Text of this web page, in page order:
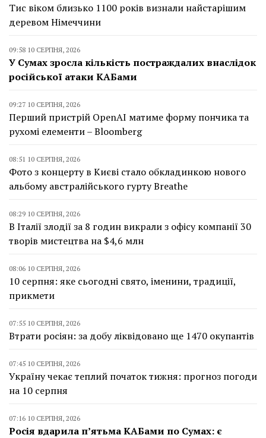
Тис віком близько 1100 років визнали найстарішим
деревом Німеччини
09:58 10 СЕРПНЯ, 2026
У Сумах зросла кількість постраждалих внаслідок
російської атаки КАБами
09:27 10 СЕРПНЯ, 2026
Перший пристрій OpenAI матиме форму пончика та
рухомі елементи – Bloomberg
08:51 10 СЕРПНЯ, 2026
Фото з концерту в Києві стало обкладинкою нового
альбому австралійського гурту Breathe
08:29 10 СЕРПНЯ, 2026
В Італії злодії за 8 годин викрали з офісу компанії 30
творів мистецтва на $4,6 млн
08:06 10 СЕРПНЯ, 2026
10 серпня: яке сьогодні свято, іменини, традиції,
прикмети
07:55 10 СЕРПНЯ, 2026
Втрати росіян: за добу ліквідовано ще 1470 окупантів
07:45 10 СЕРПНЯ, 2026
Україну чекає теплий початок тижня: прогноз погоди
на 10 серпня
07:16 10 СЕРПНЯ, 2026
Росія вдарила п’ятьма КАБами по Сумах: є